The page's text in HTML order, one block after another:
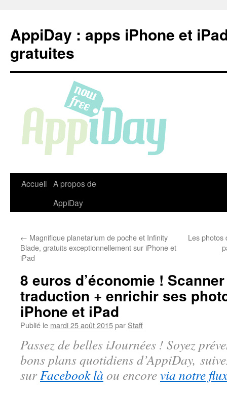
contenu
AppiDay : apps iPhone et
gratuites
Accueil A propos de
AppiDay
← Magnifique planetarium de poche et Infinity
Blade, gratuits exceptionnellement sur iPhone et
iPad
Les photos
8 euros d’économie !
traduction + enrichir ses
iPhone et iPad
Publié le mardi 25 août 2015par Staff
Passez de belles iJournées ! Soyez
bons plans quotidiens d’AppiDay,
surFacebook là ou encorevia notre